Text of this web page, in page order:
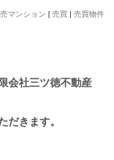
売マンション |売買 |売買物件
会社三ツ徳不動産
だきます。